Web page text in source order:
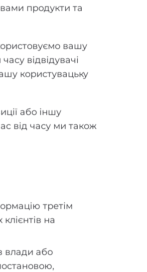
продукти та
вашу
відвідувачі
користувацьку
або іншу
від часу ми також
третім
на
влади або